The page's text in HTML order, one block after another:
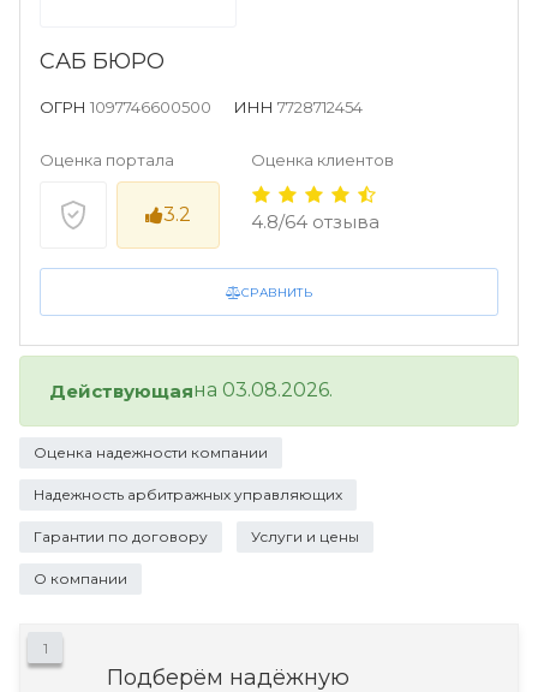
СРАВНИТЬ
САБ БЮРО
ОГРН 1097746600500 ИНН 7728712454
Оценка портала
3.2
Оценка клиентов
4.8/64 отзыва
Действующаяна 03.08.2026.
Оценка надежности компании
Надежность арбитражных управляющих
Гарантии по договору Услуги и цены
О компании
1
Подберём надёжную